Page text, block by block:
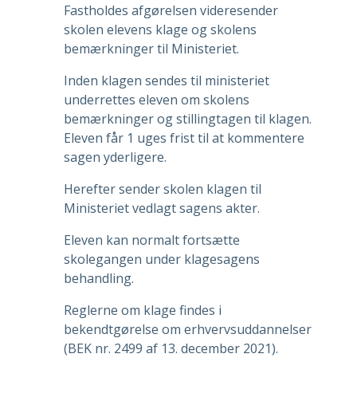
Fastholdes afgørelsen videresender
skolen elevens klage og skolens
bemærkninger til Ministeriet.
Inden klagen sendes til ministeriet
underrettes eleven om skolens
bemærkninger og stillingtagen til klagen.
Eleven får 1 uges frist til at kommentere
sagen yderligere.
Herefter sender skolen klagen til
Ministeriet vedlagt sagens akter.
Eleven kan normalt fortsætte
skolegangen under klagesagens
behandling.
Reglerne om klage findes i
bekendtgørelse om erhvervsuddannelser
(BEK nr. 2499 af 13. december 2021).